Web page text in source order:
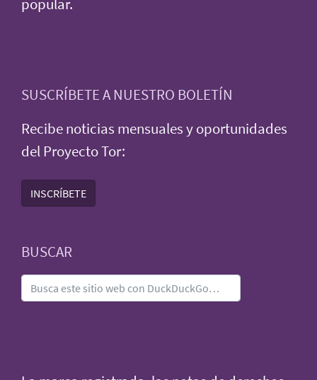
popular.
SUSCRÍBETE A NUESTRO BOLETÍN
Recibe noticias mensuales y oportunidades
del Proyecto Tor:
INSCRÍBETE
BUSCAR